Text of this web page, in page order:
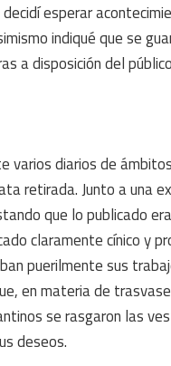
esperar
indiqué que se
a disposición del
varios diarios de
retirada. Junto a una
que lo publicado
claramente cínico y
puerilmente sus
en materia de
se rasgaron las
deseos.